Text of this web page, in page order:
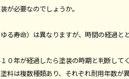
が必要なのでしょうか。
寿命）は異なりますが、時間の経過と
０年が経過したら塗装の時期と判断して
料は複数種類あり、それぞれ耐用年数が